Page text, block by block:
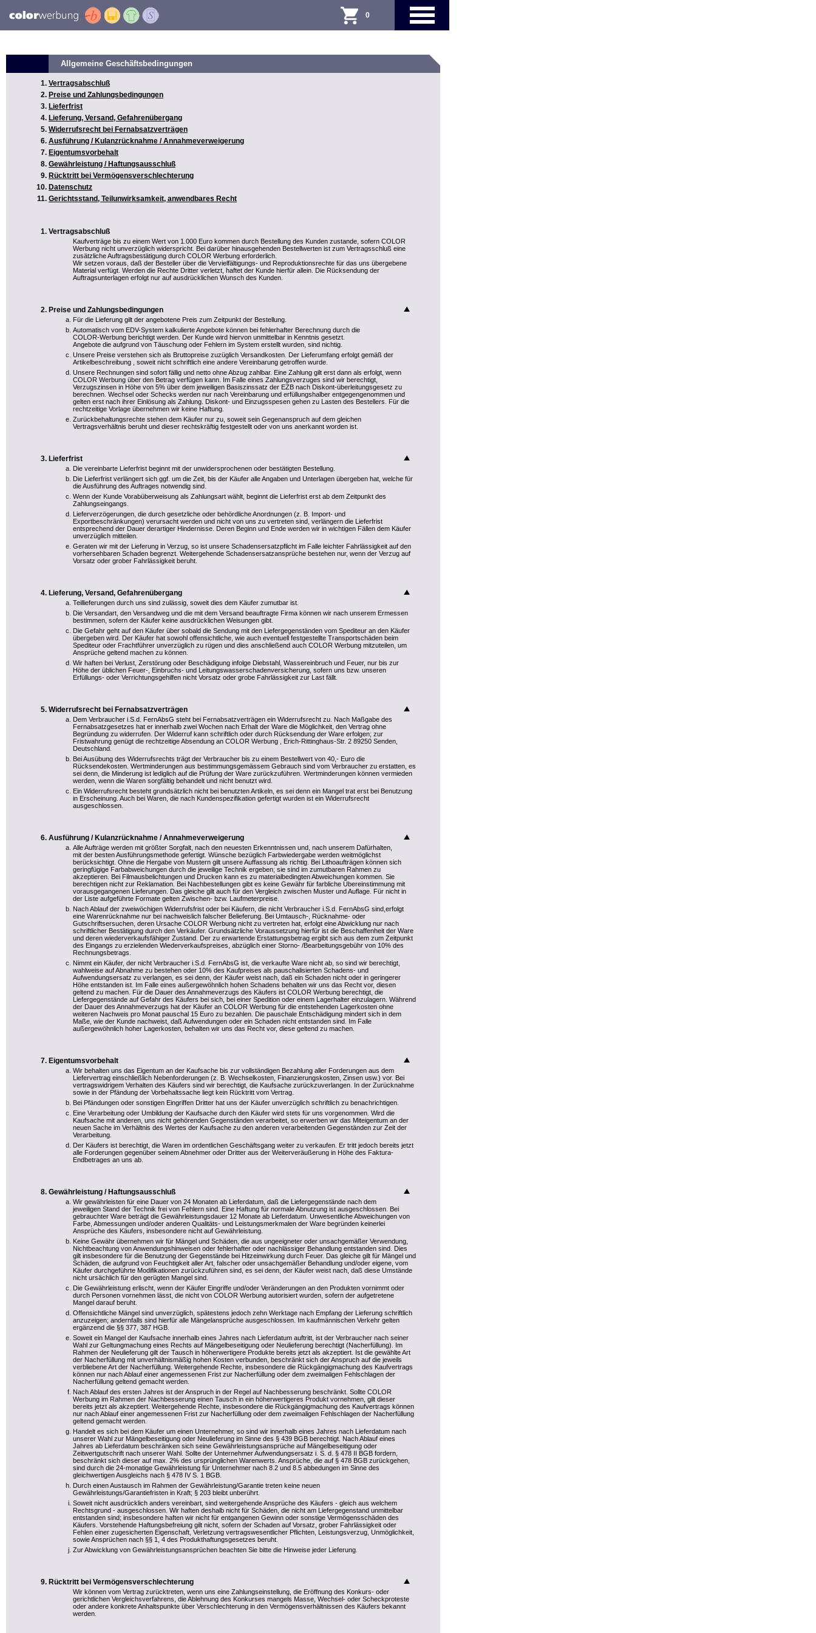
0
Allgemeine Geschäftsbedingungen
Vertragsabschluß
Preise und Zahlungsbedingungen
Lieferfrist
Lieferung, Versand, Gefahrenübergang
Widerrufsrecht bei Fernabsatzverträgen
Ausführung / Kulanzrücknahme / Annahmeverweigerung
Eigentumsvorbehalt
Gewährleistung / Haftungsausschluß
Rücktritt bei Vermögensverschlechterung
Datenschutz
Gerichtsstand, Teilunwirksamkeit, anwendbares Recht
Vertragsabschluß
Kaufverträge bis zu einem Wert von 1.000 Euro kommen durch Bestellung des Kunden zustande, sofern COLOR
Werbung nicht unverzüglich widerspricht. Bei darüber hinausgehenden Bestellwerten ist zum Vertragsschluß eine
zusätzliche Auftragsbestätigung durch COLOR Werbung erforderlich.
Wir setzen voraus, daß der Besteller über die Vervielfältigungs- und Reproduktionsrechte für das uns übergebene
Material verfügt. Werden die Rechte Dritter verletzt, haftet der Kunde hierfür allein. Die Rücksendung der
Auftragsunterlagen erfolgt nur auf ausdrücklichen Wunsch des Kunden.
Preise und Zahlungsbedingungen
Für die Lieferung gilt der angebotene Preis zum Zeitpunkt der Bestellung.
Automatisch vom EDV-System kalkulierte Angebote können bei fehlerhafter Berechnung durch die
COLOR-Werbung berichtigt werden. Der Kunde wird hiervon unmittelbar in Kenntnis gesetzt.
Angebote die aufgrund von Täuschung oder Fehlern im System erstellt wurden, sind nichtig.
Unsere Preise verstehen sich als Bruttopreise zuzüglich Versandkosten. Der Lieferumfang erfolgt gemäß der
Artikelbeschreibung , soweit nicht schriftlich eine andere Vereinbarung getroffen wurde.
Unsere Rechnungen sind sofort fällig und netto ohne Abzug zahlbar. Eine Zahlung gilt erst dann als erfolgt, wenn
COLOR Werbung über den Betrag verfügen kann. Im Falle eines Zahlungsverzuges sind wir berechtigt,
Verzugszinsen in Höhe von 5% über dem jeweiligen Basiszinssatz der EZB nach Diskont-überleitungsgesetz zu
berechnen. Wechsel oder Schecks werden nur nach Vereinbarung und erfüllungshalber entgegengenommen und
gelten erst nach ihrer Einlösung als Zahlung. Diskont- und Einzugsspesen gehen zu Lasten des Bestellers. Für die
rechtzeitige Vorlage übernehmen wir keine Haftung.
Zurückbehaltungsrechte stehen dem Käufer nur zu, soweit sein Gegenanspruch auf dem gleichen
Vertragsverhältnis beruht und dieser rechtskräftig festgestellt oder von uns anerkannt worden ist.
Lieferfrist
Die vereinbarte Lieferfrist beginnt mit der unwidersprochenen oder bestätigten Bestellung.
Die Lieferfrist verlängert sich ggf. um die Zeit, bis der Käufer alle Angaben und Unterlagen übergeben hat, welche für
die Ausführung des Auftrages notwendig sind.
Wenn der Kunde Vorabüberweisung als Zahlungsart wählt, beginnt die Lieferfrist erst ab dem Zeitpunkt des
Zahlungseingangs.
Lieferverzögerungen, die durch gesetzliche oder behördliche Anordnungen (z. B. Import- und
Exportbeschränkungen) verursacht werden und nicht von uns zu vertreten sind, verlängern die Lieferfrist
entsprechend der Dauer derartiger Hindernisse. Deren Beginn und Ende werden wir in wichtigen Fällen dem Käufer
unverzüglich mitteilen.
Geraten wir mit der Lieferung in Verzug, so ist unsere Schadensersatzpflicht im Falle leichter Fahrlässigkeit auf den
vorhersehbaren Schaden begrenzt. Weitergehende Schadensersatzansprüche bestehen nur, wenn der Verzug auf
Vorsatz oder grober Fahrlässigkeit beruht.
Lieferung, Versand, Gefahrenübergang
Teillieferungen durch uns sind zulässig, soweit dies dem Käufer zumutbar ist.
Die Versandart, den Versandweg und die mit dem Versand beauftragte Firma können wir nach unserem Ermessen
bestimmen, sofern der Käufer keine ausdrücklichen Weisungen gibt.
Die Gefahr geht auf den Käufer über sobald die Sendung mit den Liefergegenständen vom Spediteur an den Käufer
übergeben wird. Der Käufer hat sowohl offensichtliche, wie auch eventuell festgestellte Transportschäden beim
Spediteur oder Frachtführer unverzüglich zu rügen und dies anschließend auch COLOR Werbung mitzuteilen, um
Ansprüche geltend machen zu können.
Wir haften bei Verlust, Zerstörung oder Beschädigung infolge Diebstahl, Wassereinbruch und Feuer, nur bis zur
Höhe der üblichen Feuer-, Einbruchs- und Leitungswasserschadenversicherung, sofern uns bzw. unseren
Erfüllungs- oder Verrichtungsgehilfen nicht Vorsatz oder grobe Fahrlässigkeit zur Last fällt.
Widerrufsrecht bei Fernabsatzverträgen
Dem Verbraucher i.S.d. FernAbsG steht bei Fernabsatzverträgen ein Widerrufsrecht zu. Nach Maßgabe des
Fernabsatzgesetzes hat er innerhalb zwei Wochen nach Erhalt der Ware die Möglichkeit, den Vertrag ohne
Begründung zu widerrufen. Der Widerruf kann schriftlich oder durch Rücksendung der Ware erfolgen; zur
Fristwahrung genügt die rechtzeitige Absendung an COLOR Werbung , Erich-Rittinghaus-Str. 2 89250 Senden,
Deutschland.
Bei Ausübung des Widerrufsrechts trägt der Verbraucher bis zu einem Bestellwert von 40,- Euro die
Rücksendekosten. Wertminderungen aus bestimmungsgemässem Gebrauch sind vom Verbraucher zu erstatten, es
sei denn, die Minderung ist lediglich auf die Prüfung der Ware zurückzuführen. Wertminderungen können vermieden
werden, wenn die Waren sorgfältig behandelt und nicht benutzt wird.
Ein Widerrufsrecht besteht grundsätzlich nicht bei benutzten Artikeln, es sei denn ein Mangel trat erst bei Benutzung
in Erscheinung. Auch bei Waren, die nach Kundenspezifikation gefertigt wurden ist ein Widerrufsrecht
ausgeschlossen.
Ausführung / Kulanzrücknahme / Annahmeverweigerung
Alle Aufträge werden mit größter Sorgfalt, nach den neuesten Erkenntnissen und, nach unserem Dafürhalten,
mit der besten Ausführungsmethode gefertigt. Wünsche bezüglich Farbwiedergabe werden weitmöglichst
berücksichtigt. Ohne die Hergabe von Mustern gilt unsere Auffassung als richtig. Bei Lithoaufträgen können sich
geringfügige Farbabweichungen durch die jeweilige Technik ergeben; sie sind im zumutbaren Rahmen zu
akzeptieren. Bei Filmausbelichtungen und Drucken kann es zu materialbedingten Abweichungen kommen. Sie
berechtigen nicht zur Reklamation. Bei Nachbestellungen gibt es keine Gewähr für farbliche Übereinstimmung mit
vorausgegangenen Lieferungen. Das gleiche gilt auch für den Vergleich zwischen Muster und Auflage. Für nicht in
der Liste aufgeführte Formate gelten Zwischen- bzw. Laufmeterpreise.
Nach Ablauf der zweiwöchigen Widerrufsfrist oder bei Käufern, die nicht Verbraucher i.S.d. FernAbsG sind,erfolgt
eine Warenrücknahme nur bei nachweislich falscher Belieferung. Bei Umtausch-, Rücknahme- oder
Gutschriftsersuchen, deren Ursache COLOR Werbung nicht zu vertreten hat, erfolgt eine Abwicklung nur nach
schriftlicher Bestätigung durch den Verkäufer. Grundsätzliche Voraussetzung hierfür ist die Beschaffenheit der Ware
und deren wiederverkaufsfähiger Zustand. Der zu erwartende Erstattungsbetrag ergibt sich aus dem zum Zeitpunkt
des Eingangs zu erzielenden Wiederverkaufspreises, abzüglich einer Storno- /Bearbeitungsgebühr von 10% des
Rechnungsbetrags.
Nimmt ein Käufer, der nicht Verbraucher i.S.d. FernAbsG ist, die verkaufte Ware nicht ab, so sind wir berechtigt,
wahlweise auf Abnahme zu bestehen oder 10% des Kaufpreises als pauschalisierten Schadens- und
Aufwendungsersatz zu verlangen, es sei denn, der Käufer weist nach, daß ein Schaden nicht oder in geringerer
Höhe entstanden ist. Im Falle eines außergewöhnlich hohen Schadens behalten wir uns das Recht vor, diesen
geltend zu machen. Für die Dauer des Annahmeverzugs des Käufers ist COLOR Werbung berechtigt, die
Liefergegenstände auf Gefahr des Käufers bei sich, bei einer Spedition oder einem Lagerhalter einzulagern. Während
der Dauer des Annahmeverzugs hat der Käufer an COLOR Werbung für die entstehenden Lagerkosten ohne
weiteren Nachweis pro Monat pauschal 15 Euro zu bezahlen. Die pauschale Entschädigung mindert sich in dem
Maße, wie der Kunde nachweist, daß Aufwendungen oder ein Schaden nicht entstanden sind. Im Falle
außergewöhnlich hoher Lagerkosten, behalten wir uns das Recht vor, diese geltend zu machen.
Eigentumsvorbehalt
Wir behalten uns das Eigentum an der Kaufsache bis zur vollständigen Bezahlung aller Forderungen aus dem
Liefervertrag einschließlich Nebenforderungen (z. B. Wechselkosten, Finanzierungskosten, Zinsen usw.) vor. Bei
vertragswidrigem Verhalten des Käufers sind wir berechtigt, die Kaufsache zurückzuverlangen. In der Zurücknahme
sowie in der Pfändung der Vorbehaltssache liegt kein Rücktritt vom Vertrag.
Bei Pfändungen oder sonstigen Eingriffen Dritter hat uns der Käufer unverzüglich schriftlich zu benachrichtigen.
Eine Verarbeitung oder Umbildung der Kaufsache durch den Käufer wird stets für uns vorgenommen. Wird die
Kaufsache mit anderen, uns nicht gehörenden Gegenständen verarbeitet, so erwerben wir das Miteigentum an der
neuen Sache im Verhältnis des Wertes der Kaufsache zu den anderen verarbeitenden Gegenständen zur Zeit der
Verarbeitung.
Der Käufers ist berechtigt, die Waren im ordentlichen Geschäftsgang weiter zu verkaufen. Er tritt jedoch bereits jetzt
alle Forderungen gegenüber seinem Abnehmer oder Dritter aus der Weiterveräußerung in Höhe des Faktura-
Endbetrages an uns ab.
Gewährleistung / Haftungsausschluß
Wir gewährleisten für eine Dauer von 24 Monaten ab Lieferdatum, daß die Liefergegenstände nach dem
jeweiligen Stand der Technik frei von Fehlern sind. Eine Haftung für normale Abnutzung ist ausgeschlossen. Bei
gebrauchter Ware beträgt die Gewährleistungsdauer 12 Monate ab Lieferdatum. Unwesentliche Abweichungen von
Farbe, Abmessungen und/oder anderen Qualitäts- und Leistungsmerkmalen der Ware begründen keinerlei
Ansprüche des Käufers, insbesondere nicht auf Gewährleistung.
Keine Gewähr übernehmen wir für Mängel und Schäden, die aus ungeeigneter oder unsachgemäßer Verwendung,
Nichtbeachtung von Anwendungshinweisen oder fehlerhafter oder nachlässiger Behandlung entstanden sind. Dies
gilt insbesondere für die Benutzung der Gegenstände bei Hitzeinwirkung durch Feuer. Das gleiche gilt für Mängel und
Schäden, die aufgrund von Feuchtigkeit aller Art, falscher oder unsachgemäßer Behandlung und/oder eigene, vom
Käufer durchgeführte Modifikationen zurückzuführen sind, es sei denn, der Käufer weist nach, daß diese Umstände
nicht ursächlich für den gerügten Mangel sind.
Die Gewährleistung erlischt, wenn der Käufer Eingriffe und/oder Veränderungen an den Produkten vornimmt oder
durch Personen vornehmen lässt, die nicht von COLOR Werbung autorisiert wurden, sofern der aufgetretene
Mangel darauf beruht.
Offensichtliche Mängel sind unverzüglich, spätestens jedoch zehn Werktage nach Empfang der Lieferung schriftlich
anzuzeigen; andernfalls sind hierfür alle Mängelansprüche ausgeschlossen. Im kaufmännischen Verkehr gelten
ergänzend die §§ 377, 387 HGB.
Soweit ein Mangel der Kaufsache innerhalb eines Jahres nach Lieferdatum auftritt, ist der Verbraucher nach seiner
Wahl zur Geltungmachung eines Rechts auf Mängelbeseitigung oder Neulieferung berechtigt (Nacherfüllung). Im
Rahmen der Neulieferung gilt der Tausch in höherwertigere Produkte bereits jetzt als akzeptiert. Ist die gewählte Art
der Nacherfüllung mit unverhältnismäßig hohen Kosten verbunden, beschränkt sich der Anspruch auf die jeweils
verbliebene Art der Nacherfüllung. Weitergehende Rechte, insbesondere die Rückgängigmachung des Kaufvertrags
können nur nach Ablauf einer angemessenen Frist zur Nacherfüllung oder dem zweimaligen Fehlschlagen der
Nacherfüllung geltend gemacht werden.
Nach Ablauf des ersten Jahres ist der Anspruch in der Regel auf Nachbesserung beschränkt. Sollte COLOR
Werbung im Rahmen der Nachbesserung einen Tausch in ein höherwertigeres Produkt vornehmen, gilt dieser
bereits jetzt als akzeptiert. Weitergehende Rechte, insbesondere die Rückgängigmachung des Kaufvertrags können
nur nach Ablauf einer angemessenen Frist zur Nacherfüllung oder dem zweimaligen Fehlschlagen der Nacherfüllung
geltend gemacht werden.
Handelt es sich bei dem Käufer um einen Unternehmer, so sind wir innerhalb eines Jahres nach Lieferdatum nach
unserer Wahl zur Mängelbeseitigung oder Neulieferung im Sinne des § 439 BGB berechtigt. Nach Ablauf eines
Jahres ab Lieferdatum beschränken sich seine Gewährleistungsansprüche auf Mängelbeseitigung oder
Zeitwertgutschrift nach unserer Wahl. Sollte der Unternehmer Aufwendungsersatz i. S. d. § 478 II BGB fordern,
beschränkt sich dieser auf max. 2% des ursprünglichen Warenwerts. Ansprüche, die auf § 478 BGB zurückgehen,
sind durch die 24-monatige Gewährleistung für Unternehmer nach 8.2 und 8.5 abbedungen im Sinne des
gleichwertigen Ausgleichs nach § 478 IV S. 1 BGB.
Durch einen Austausch im Rahmen der Gewährleistung/Garantie treten keine neuen
Gewährleistungs/Garantiefristen in Kraft; § 203 bleibt unberührt.
Soweit nicht ausdrücklich anders vereinbart, sind weitergehende Ansprüche des Käufers - gleich aus welchem
Rechtsgrund - ausgeschlossen. Wir haften deshalb nicht für Schäden, die nicht am Liefergegenstand unmittelbar
entstanden sind; insbesondere haften wir nicht für entgangenen Gewinn oder sonstige Vermögensschäden des
Käufers. Vorstehende Haftungsbefreiung gilt nicht, sofern der Schaden auf Vorsatz, grober Fahrlässigkeit oder
Fehlen einer zugesicherten Eigenschaft, Verletzung vertragswesentlicher Pflichten, Leistungsverzug, Unmöglichkeit,
sowie Ansprüchen nach §§ 1, 4 des Produkthaftungsgesetzes beruht.
Zur Abwicklung von Gewährleistungsansprüchen beachten Sie bitte die Hinweise jeder Lieferung.
Rücktritt bei Vermögensverschlechterung
Wir können vom Vertrag zurücktreten, wenn uns eine Zahlungseinstellung, die Eröffnung des Konkurs- oder
gerichtlichen Vergleichsverfahrens, die Ablehnung des Konkurses mangels Masse, Wechsel- oder Scheckproteste
oder andere konkrete Anhaltspunkte über Verschlechterung in den Vermögensverhältnissen des Käufers bekannt
werden.